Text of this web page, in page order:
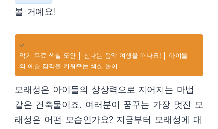
볼 거예요!
✓
악기 무료 색칠 도안 │ 신나는 음악 여행을 떠나요! │ 아이들
의 예술 감각을 키워주는 색칠 놀이
모래성은 아이들의 상상력으로 지어지는 마법
같은 건축물이죠. 여러분이 꿈꾸는 가장 멋진 모
래성은 어떤 모습인가요? 지금부터 모래성에 대